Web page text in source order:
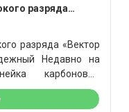
разряда
и надежный
разряда «Вектор
Недавно на
карбоновых
Стоят они
но в